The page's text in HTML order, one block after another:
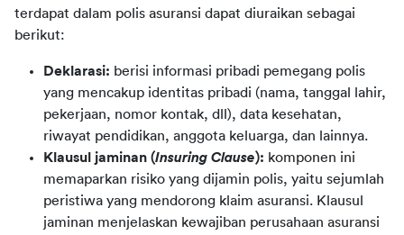
terdapat dalam polis asuransi dapat diuraikan sebagai
berikut:
Deklarasi: berisi informasi pribadi pemegang polis
yang mencakup identitas pribadi (nama, tanggal lahir,
pekerjaan, nomor kontak, dll), data kesehatan,
riwayat pendidikan, anggota keluarga, dan lainnya.
Klausul jaminan (Insuring Clause): komponen ini
memaparkan risiko yang dijamin polis, yaitu sejumlah
peristiwa yang mendorong klaim asuransi. Klausul
jaminan menjelaskan kewajiban perusahaan asuransi